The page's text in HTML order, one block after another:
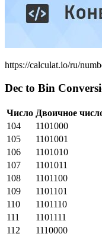
https://calculat.io/ru/
Dec to Bin
Число Двоичное
104
1101000
105
1101001
106
1101010
107
1101011
108
1101100
109
1101101
110
1101110
111
1101111
112
1110000